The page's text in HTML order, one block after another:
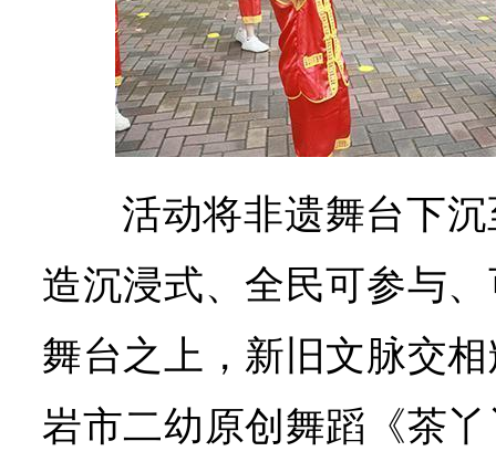
活动将非遗舞台下
造沉浸式、全民可参与
舞台之上，新旧文脉交
岩市二幼原创舞蹈《茶